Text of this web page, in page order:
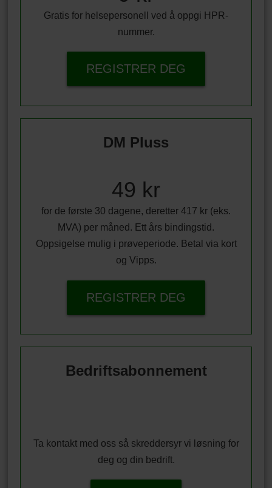
Gratis for helsepersonell ved å oppgi HPR-
nummer.
REGISTRER DEG
DM Pluss
49 kr
for de første 30 dagene, deretter 417 kr (eks.
MVA) per måned. Ett års bindingstid.
Oppsigelse mulig i prøveperiode. Betal via kort
og Vipps.
REGISTRER DEG
Bedriftsabonnement
Ta kontakt med oss så skreddersyr vi løsning for
deg og din bedrift.